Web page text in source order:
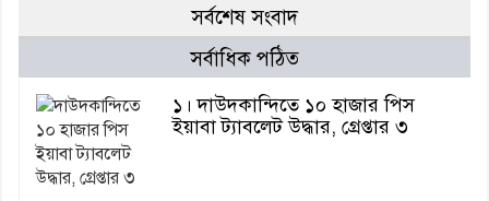
সর্বশেষ সংবাদ
সর্বাধিক পঠিত
১। দাউদকান্দিতে ১০ হাজার পিস
ইয়াবা ট্যাবলেট উদ্ধার, গ্রেপ্তার ৩